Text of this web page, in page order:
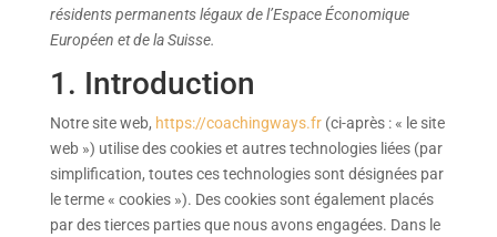
résidents permanents légaux de l’Espace Économique
Européen et de la Suisse.
1. Introduction
Notre site web, https://coachingways.fr(ci-après : « le site
web ») utilise des cookies et autres technologies liées (par
simplification, toutes ces technologies sont désignées par
le terme « cookies »). Des cookies sont également placés
par des tierces parties que nous avons engagées. Dans le